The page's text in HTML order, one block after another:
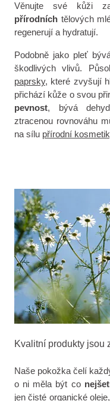
Věnujte své kůži
přírodních tělových
regenerují a hydratují.
Podobně jako pleť
škodlivých vlivů.
paprsky, které zvyšují
přichází kůže o svou
pevnost, bývá
ztracenou rovnováhu
na sílu přírodní
Kvalitní produkty jsou
Naše pokožka čelí
o ni měla být co
jen čisté organické oleje,